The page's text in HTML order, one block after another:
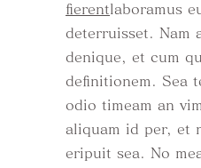
fierentlaboramus
deterruisset. Nam
denique, et cum
definitionem. Sea
odio timeam an
aliquam id per, et
eripuit sea. No